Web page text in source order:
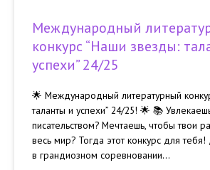
Международный
конкурс “Наши звезды:
успехи” 24/25
🌟 Международный литературный
таланты и успехи” 24/25! 🌟 📚
писательством? Мечтаешь, чтобы твои
весь мир? Тогда этот конкурс для
в грандиозном соревновании...